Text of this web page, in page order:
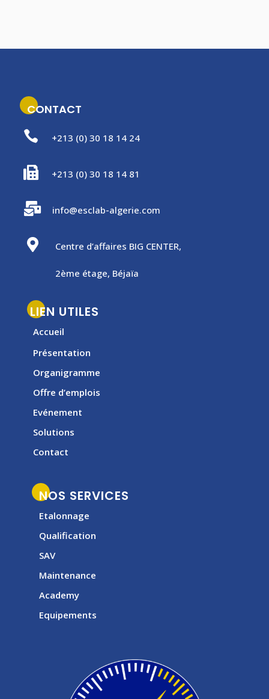
CONTACT

+213 (0) 30 18 14 24
 +213 (0) 30 18 14 81
 info@esclab-algerie.com
 Centre d’affaires BIG CENTER,
2ème étage, Béjaïa
LIEN UTILES
Accueil
Présentation
Organigramme
Offre d’emplois
Evénement
Solutions
Contact
NOS SERVICES
Etalonnage
Qualification
SAV
Maintenance
Academy
Equipements